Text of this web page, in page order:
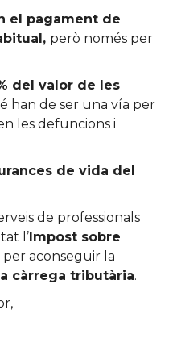
el pagament de
però només per
del valor de les
han de ser una vía per
les defuncions i
de vida del
de professionals
l’Impost sobre
per aconseguir la
càrrega tributària.